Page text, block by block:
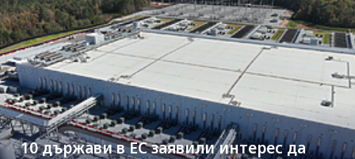
10 държави в ЕС заявили интерес да